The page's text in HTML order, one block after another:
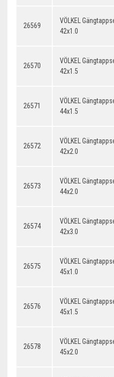
26569
VÖLKEL
42x1.0
26570
VÖLKEL
42x1.5
26571
VÖLKEL
44x1.5
26572
VÖLKEL
42x2.0
26573
VÖLKEL
44x2.0
26574
VÖLKEL
42x3.0
26575
VÖLKEL
45x1.0
26576
VÖLKEL
45x1.5
26578
VÖLKEL
45x2.0